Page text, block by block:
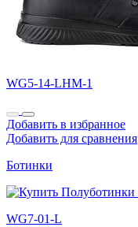
WG5-14-LHM-1
Добавить в избранное
Добавить для сравнения
Ботинки
WG7-01-L